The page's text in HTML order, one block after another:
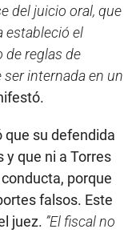
del juicio oral, que
estableció el
de reglas de
internada en un
que su defendida
y que ni a Torres
porque
falsos. Este
juez. ”El fiscal no